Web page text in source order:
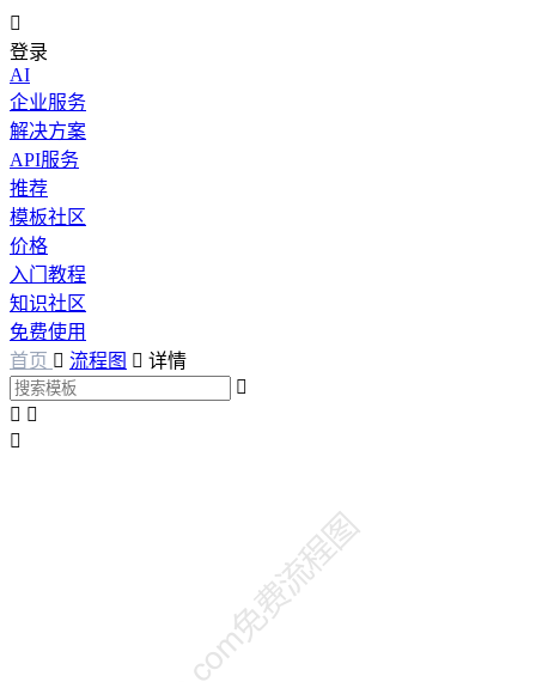

登录
AI
企业服务
解决方案
API服务
推荐
模板社区
价格
入门教程
知识社区
免费使用
首页  流程图  详情

 
